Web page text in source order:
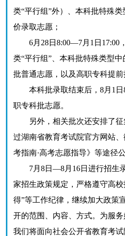
类“平行组”外）、本科批特殊
价录取志愿；
6月28日8:00—7月1日17:00
类“平行组”、本科批特殊类型
批普通志愿，以及高职专科提前
本科批录取结束后，8月1日
职专科批志愿。
另外，相关批次还安排了征
过湖南省教育考试院官方网站
考指南·高考志愿指导》等途径公
7月8日—8月16日进行招生录
家招生政策规定，严格遵守高校
得”等工作纪律，继续加大政策
开的范围、内容、方式。为服
我们将面向社会公开省教育考